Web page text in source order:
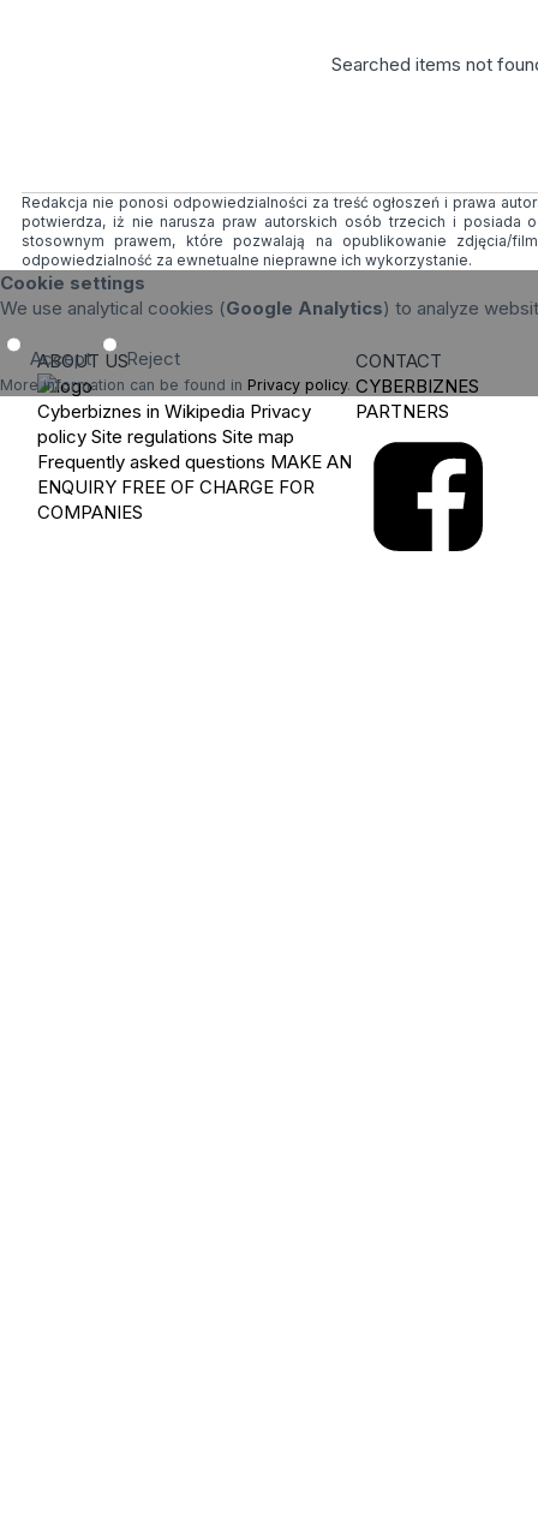
Searched items not
Redakcja nie ponosi odpowiedzialności za treść ogłoszeń i prawa
potwierdza, iż nie narusza praw autorskich osób trzecich i posiada
stosownym prawem, które pozwalają na opublikowanie zdjęcia/
odpowiedzialność za ewnetualne nieprawne ich wykorzystanie.
Cookie settings
We use analytical cookies (Google Analytics) to analyze
Accept Reject
More information can be found in Privacy policy.
ABOUT US
Cyberbiznes in Wikipedia Privacy
policy Site regulations Site map
Frequently asked questions MAKE AN
ENQUIRY FREE OF CHARGE FOR
COMPANIES
CONTACT
CYBERBIZNES
PARTNERS